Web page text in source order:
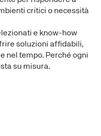
critici o necessità
e know-how
soluzioni affidabili,
nel tempo. Perché ogni
su misura.